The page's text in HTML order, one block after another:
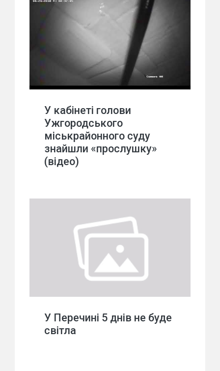
У кабінеті голови
Ужгородського
міськрайонного суду
знайшли «прослушку»
(відео)
У Перечині 5 днів не буде
світла